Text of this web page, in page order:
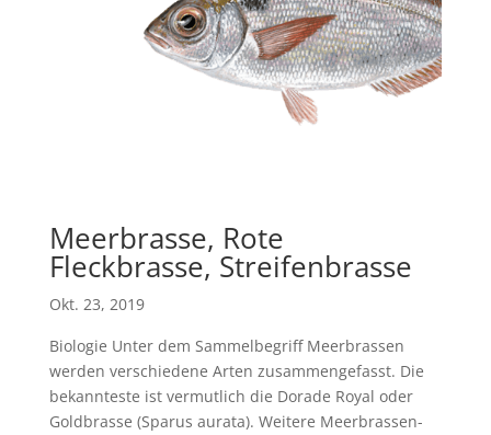
Meerbrasse, Rote
Fleckbrasse, Streifenbrasse
Okt. 23, 2019
Biologie Unter dem Sammelbegriff Meerbrassen
werden verschiedene Arten zusammengefasst. Die
bekannteste ist vermutlich die Dorade Royal oder
Goldbrasse (Sparus aurata). Weitere Meerbrassen-